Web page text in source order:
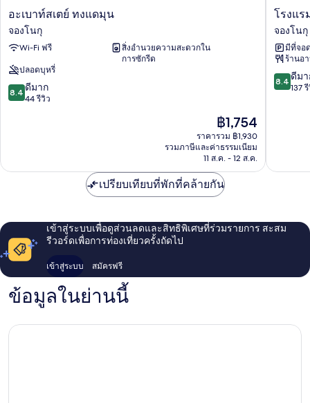
อะ
ท์
สเตย์
ทง
แด
มุน
จอง
อะเบาท์สเตย์ ทงแดมุน
จองโนกุ
Wi-Fi ฟรี
สิ่งอำนวยความสะดวกใน
การซักรีด
ปลอดบุหรี่
8.4
จาก
8.4 ดีมาก
44 รีวิว
ราคา
ปัจจุบัน
คือ
฿1,754
฿1,754
ราคารวม ฿1,930
รวมภาษีและค่าธรรมเนียม
11 ส.ค. - 12 ส.ค.
โรงแรม
เอ็ม
จอง
โนกุ
โรงแร
จองโนกุ
มีที่จอ
ร้านอ
8.4
จาก
8.4 ดีม
137
เปรียบเทียบที่พักที่คล้ายกัน
เข้าสู่ระบบเพื่อดูส่วนลดและสิทธิพิเศษที่ร่วมรายการ สะสม
รีวอร์ดเพื่อการท่องเที่ยวครั้งถัดไป
เข้าสู่ระบบ สมัครฟรี
ข้อมูลในย่านนี้